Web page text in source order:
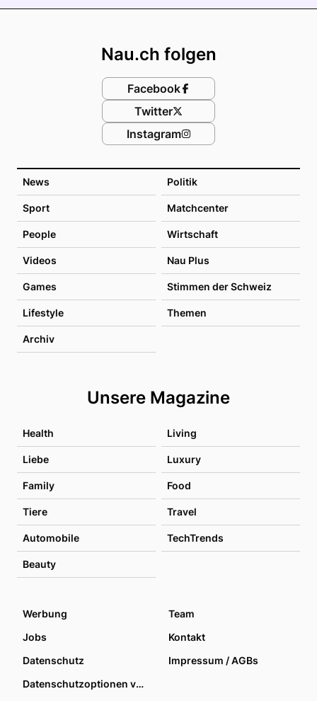
News Politik
Sport Matchcenter
People Wirtschaft
Videos Nau Plus
Games Stimmen der Schweiz
Lifestyle Themen
Archiv
Unsere Magazine
Health Living
Liebe Luxury
Family Food
Tiere Travel
Automobile TechTrends
Beauty
Nau.ch folgen
Facebook
Twitter
Instagram
Werbung
Team
Jobs
Kontakt
Datenschutz
Impressum / AGBs
Datenschutzoptionen verwalten